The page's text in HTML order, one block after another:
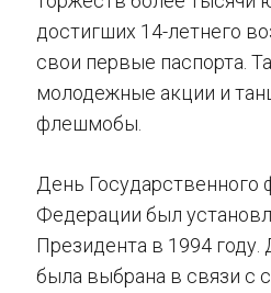
достигших 14-летнего
свои первые паспорта.
молодежные акции и
флешмобы.
День Государственного
Федерации был
Президента в 1994 году.
была выбрана в связи с